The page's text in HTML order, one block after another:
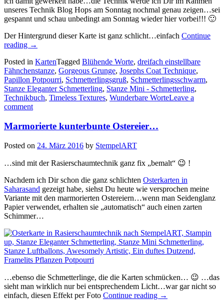
unseres Technik Blog Hops am Sonntag nochmal genau zeigen…sei
gespannt und schau unbedingt am Sonntag wieder hier vorbei!!! 🙂
Der Hintergrund dieser Karte ist ganz schlicht…einfach Continue
reading „Ein
→
Posted in KartenTagged Blühende Worte, dreifach einstellbare
Fähnchenstanze, Gorgeous Grunge, Josephs Coat Technique,
Papillon Potpourri, Schmetterlingsgruß, Schmetterlingsschwarm,
Stanze Eleganter Schmetterling, Stanze Mini - Schmetterling,
Technikbuch, Timeless Textures, Wunderbare WorteLeave a
comment
Marmorierte kunterbunte Ostereier…
Posted on 24. März 2016 by StempelART
…sind mit der Rasierschaumtechnik ganz fix „bemalt“ 😉 !
Nachdem ich Dir schon die ganz schlichten Osterkarten in
Saharasand gezeigt habe, siehst Du heute wie versprochen meine
Variante mit den marmorierten Ostereiern…wenn man Seidenglanz
Papier verwendet, erhalten sie „automatisch“ auch einen zarten
Schimmer…
…ebenso die Schmetterlinge, die die Karten schmücken… 😉 …das
sieht man wirklich nur bei entsprechendem Licht…war gar nicht so
einfach, diesen Effekt per Foto Continue reading „Marmorierte
→